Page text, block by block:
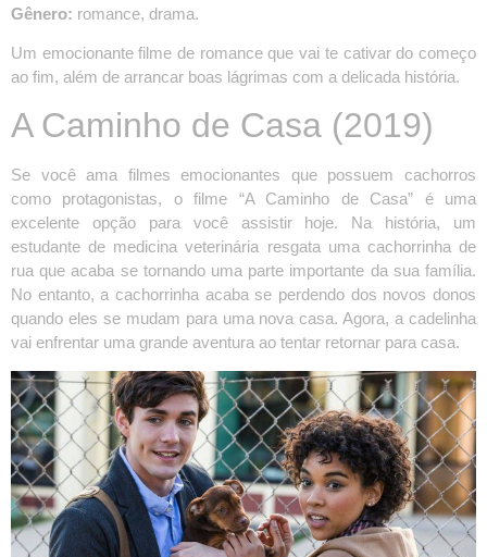
Gênero: romance, drama.
Um emocionante filme de romance que vai te cativar do começo
ao fim, além de arrancar boas lágrimas com a delicada história.
A Caminho de Casa (2019)
Se você ama filmes emocionantes que possuem cachorros
como protagonistas, o filme “A Caminho de Casa” é uma
excelente opção para você assistir hoje. Na história, um
estudante de medicina veterinária resgata uma cachorrinha de
rua que acaba se tornando uma parte importante da sua família.
No entanto, a cachorrinha acaba se perdendo dos novos donos
quando eles se mudam para uma nova casa. Agora, a cadelinha
vai enfrentar uma grande aventura ao tentar retornar para casa.